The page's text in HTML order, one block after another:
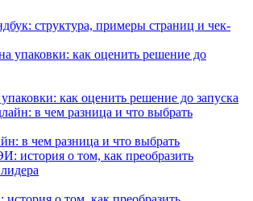
структура, примеры страниц и чек-
как оценить решение до запуска
в чем разница и что выбрать